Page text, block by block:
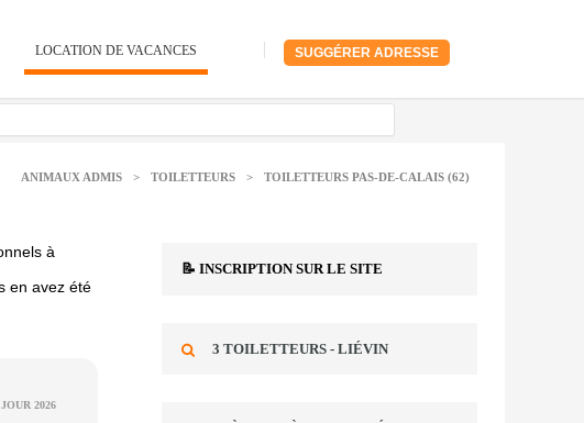
SUGGÉRER ADRESSE
LOCATION DE VACANCES
ANIMAUX ADMIS > TOILETTEURS > TOILETTEURS PAS-DE-CALAIS (62)
à
en avez été
2026
📝 INSCRIPTION SUR LE SITE
3 TOILETTEURS - LIÉVIN